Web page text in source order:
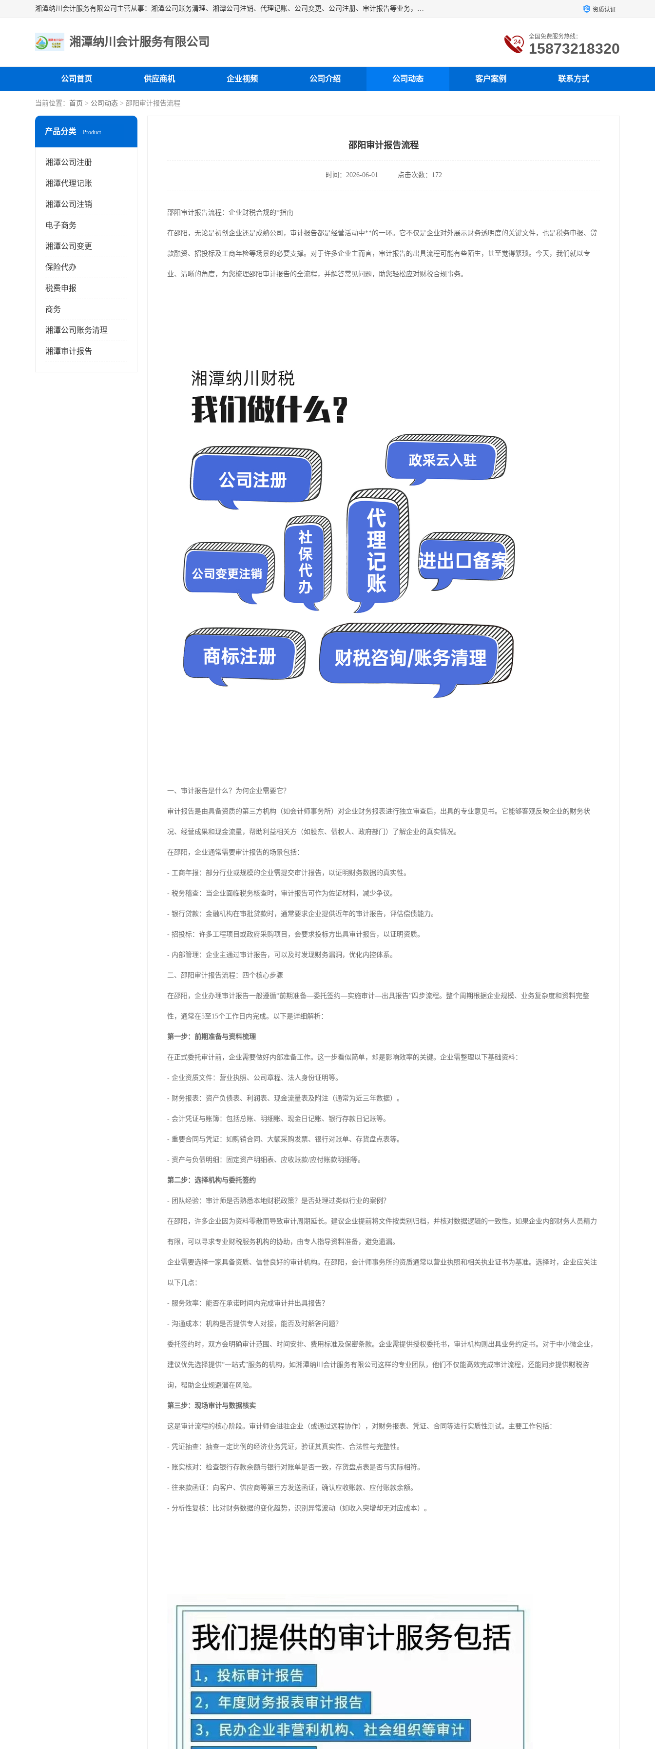
湘潭纳川会计服务有限公司主营从事：湘潭公司账务清理、湘潭公司注销、代理记账、公司变更、公司注册、审计报告等业务，公司设立有专门的代理注册部门，现有工商代办专员，部门经理从事工商代办多年，对各地区公司注册、公司变更、进出口业务等流程以及各行业公司注册、变更所需注意的细节都非常熟悉。 资质认证
湘潭纳川会计服务有限公司 全国免费服务热线：
15873218320
公司首页 供应商机 企业视频 公司介绍 公司动态 客户案例 联系方式
当前位置： 首页 > 公司动态 > 邵阳审计报告流程
产品分类 Product
湘潭公司注册
湘潭代理记账
湘潭公司注销
电子商务
湘潭公司变更
保险代办
税费申报
商务
湘潭公司账务清理
湘潭审计报告
邵阳审计报告流程
时间：2026-06-01 点击次数：172
邵阳审计报告流程：企业财税合规的*指南
在邵阳，无论是初创企业还是成熟公司，审计报告都是经营活动中**的一环。它不仅是企业对外展示财务透明度的关键文件，也是税务申报、贷
款融资、招投标及工商年检等场景的必要支撑。对于许多企业主而言，审计报告的出具流程可能有些陌生，甚至觉得繁琐。今天，我们就以专
业、清晰的角度，为您梳理邵阳审计报告的全流程，并解答常见问题，助您轻松应对财税合规事务。
一、审计报告是什么？为何企业需要它？
审计报告是由具备资质的第三方机构（如会计师事务所）对企业财务报表进行独立审查后，出具的专业意见书。它能够客观反映企业的财务状
况、经营成果和现金流量，帮助利益相关方（如股东、债权人、政府部门）了解企业的真实情况。
在邵阳，企业通常需要审计报告的场景包括：
- 工商年报：部分行业或规模的企业需提交审计报告，以证明财务数据的真实性。
- 税务稽查：当企业面临税务核查时，审计报告可作为佐证材料，减少争议。
- 银行贷款：金融机构在审批贷款时，通常要求企业提供近年的审计报告，评估偿债能力。
- 招投标：许多工程项目或政府采购项目，会要求投标方出具审计报告，以证明资质。
- 内部管理：企业主通过审计报告，可以及时发现财务漏洞，优化内控体系。
二、邵阳审计报告流程：四个核心步骤
在邵阳，企业办理审计报告一般遵循“前期准备—委托签约—实施审计—出具报告”四步流程。整个周期根据企业规模、业务复杂度和资料完整
性，通常在5至15个工作日内完成。以下是详细解析：
第一步：前期准备与资料梳理
在正式委托审计前，企业需要做好内部准备工作。这一步看似简单，却是影响效率的关键。企业需整理以下基础资料：
- 企业资质文件：营业执照、公司章程、法人身份证明等。
- 财务报表：资产负债表、利润表、现金流量表及附注（通常为近三年数据）。
- 会计凭证与账簿：包括总账、明细账、现金日记账、银行存款日记账等。
- 重要合同与凭证：如购销合同、大额采购发票、银行对账单、存货盘点表等。
- 资产与负债明细：固定资产明细表、应收账款/应付账款明细等。
第二步：选择机构与委托签约
- 团队经验：审计师是否熟悉本地财税政策？是否处理过类似行业的案例？
在邵阳，许多企业因为资料零散而导致审计周期延长。建议企业提前将文件按类别归档，并核对数据逻辑的一致性。如果企业内部财务人员精力
有限，可以寻求专业财税服务机构的协助，由专人指导资料准备，避免遗漏。
企业需要选择一家具备资质、信誉良好的审计机构。在邵阳，会计师事务所的资质通常以营业执照和相关执业证书为基准。选择时，企业应关注
以下几点：
- 服务效率：能否在承诺时间内完成审计并出具报告？
- 沟通成本：机构是否提供专人对接，能否及时解答问题？
委托签约时，双方会明确审计范围、时间安排、费用标准及保密条款。企业需提供授权委托书，审计机构则出具业务约定书。对于中小微企业，
建议优先选择提供“一站式”服务的机构，如湘潭纳川会计服务有限公司这样的专业团队，他们不仅能高效完成审计流程，还能同步提供财税咨
询，帮助企业规避潜在风险。
第三步：现场审计与数据核实
这是审计流程的核心阶段。审计师会进驻企业（或通过远程协作），对财务报表、凭证、合同等进行实质性测试。主要工作包括：
- 凭证抽查：抽查一定比例的经济业务凭证，验证其真实性、合法性与完整性。
- 账实核对：检查银行存款余额与银行对账单是否一致，存货盘点表是否与实际相符。
- 往来款函证：向客户、供应商等第三方发送函证，确认应收账款、应付账款余额。
- 分析性复核：比对财务数据的变化趋势，识别异常波动（如收入突增却无对应成本）。